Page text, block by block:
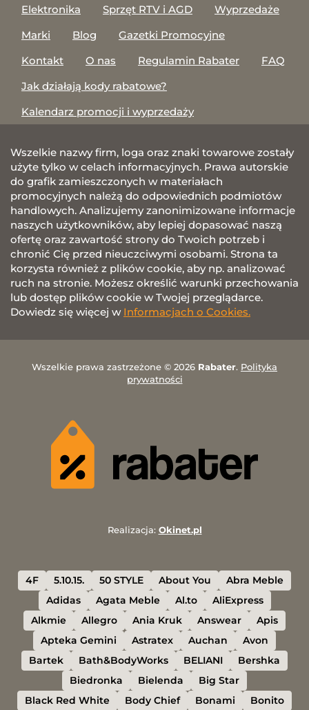
Elektronika
Sprzęt RTV i AGD
Wyprzedaże
Marki
Blog
Gazetki Promocyjne
Kontakt
O nas Regulamin Rabater
FAQ
Jak działają kody rabatowe?
Kalendarz promocji i wyprzedaży
Wszelkie nazwy firm, loga oraz znaki towarowe zostały
użyte tylko w celach informacyjnych. Prawa autorskie
do grafik zamieszczonych w materiałach
promocyjnych należą do odpowiednich podmiotów
handlowych. Analizujemy zanonimizowane informacje
naszych użytkowników, aby lepiej dopasować naszą
ofertę oraz zawartość strony do Twoich potrzeb i
chronić Cię przed nieuczciwymi osobami. Strona ta
korzysta również z plików cookie, aby np. analizować
ruch na stronie. Możesz określić warunki przechowania
lub dostęp plików cookie w Twojej przeglądarce.
Dowiedz się więcej w Informacjach o Cookies.
Wszelkie prawa zastrzeżone © 2026 Rabater. Polityka
prywatności
Realizacja: Okinet.pl
4F 5.10.15. 50 STYLE About You
Abra Meble
Adidas
Agata Meble Al.to
AliExpress
Alkmie
Allegro Ania Kruk Answear
Apis
Apteka Gemini
Astratex Auchan
Avon
Bartek
Bath&BodyWorks BELIANI
Bershka
Biedronka
Bielenda
Big Star
Black Red White
Body Chief Bonami Bonito